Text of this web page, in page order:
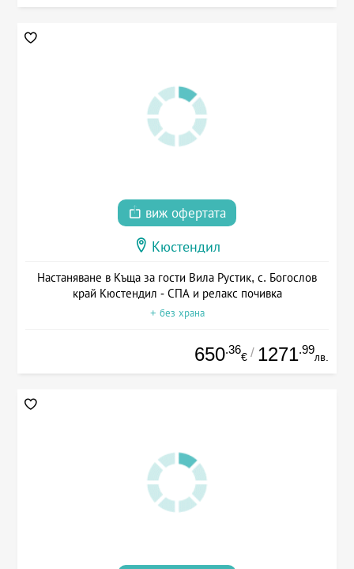
виж офертата
Кюстендил
Настаняване в Къща за гости Вила Рустик, с. Богослов
край Кюстендил - СПА и релакс почивка
+ без храна
650.36
€ / 1271.99
лв.